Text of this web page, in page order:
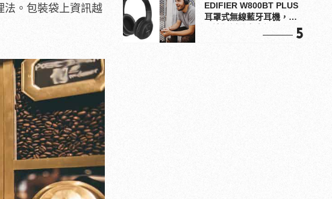
法。包裝袋上資訊越
EDIFIER W800BT PLUS
耳罩式無線藍牙耳機，在
5